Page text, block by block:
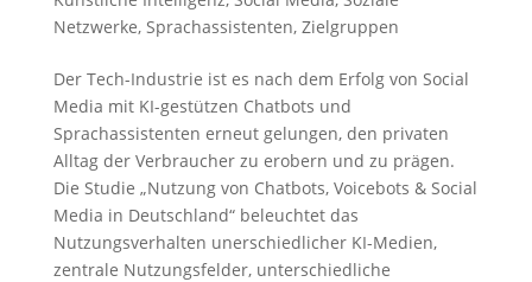
Netzwerke, Sprachassistenten, Zielgruppen
Der Tech-Industrie ist es nach dem Erfolg von Social
Media mit KI-gestützen Chatbots und
Sprachassistenten erneut gelungen, den privaten
Alltag der Verbraucher zu erobern und zu prägen.
Die Studie „Nutzung von Chatbots, Voicebots & Social
Media in Deutschland“ beleuchtet das
Nutzungsverhalten unerschiedlicher KI-Medien,
zentrale Nutzungsfelder, unterschiedliche